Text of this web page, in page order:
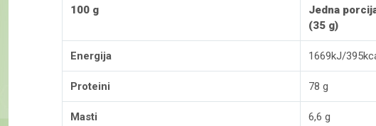
100 g
Jedna
(35 g)
Energija 1669kJ/
Proteini 78 g
Masti 6,6 g